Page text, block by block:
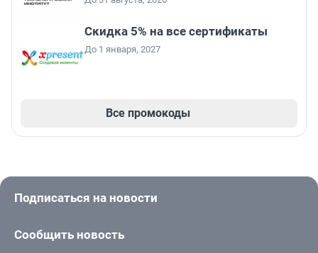
Скидка 5% на все сертификаты
До 1 января, 2027
Все промокоды
Подписаться на новости
Сообщить новость